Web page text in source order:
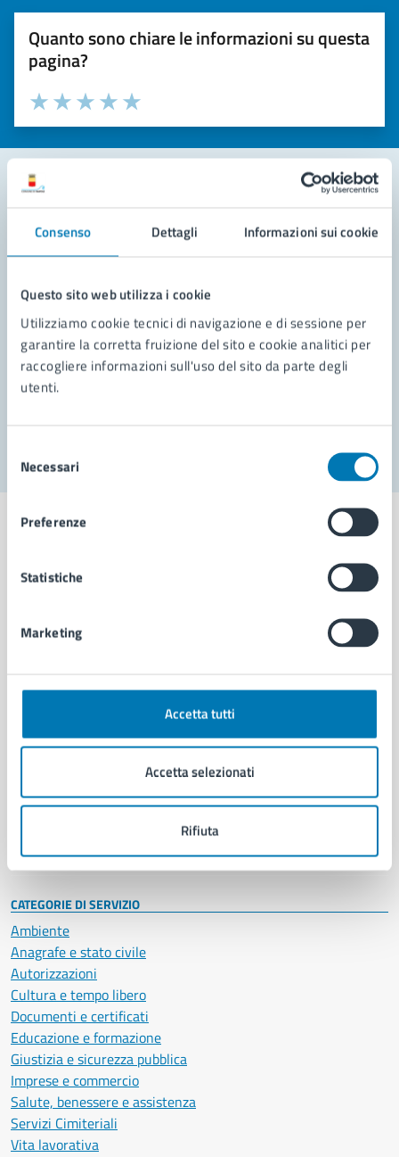
Consenso Dettagli Informazioni sui cookie
Questo sito web utilizza i cookie
Utilizziamo cookie tecnici di navigazione e di sessione per
garantire la corretta fruizione del sito e cookie analitici per
raccogliere informazioni sull'uso del sito da parte degli
utenti.
delNecessari
Preferenze
Statistiche
Marketing
Accetta tutti
Accetta selezionati
Rifiuta
Quanto sono chiare le informazioni su questa
pagina?
Valuta la chiarezza delle informazioni (da 1 a 5 stelle)
Seleziona il numero di stelle per valutare la chiarezza delle
Valuta 5 stelle su 5
Valuta 4 stelle su 5
Valuta 3 stelle su 5
Valuta 2 stelle su 5
Valuta 1 stelle su 5
Contatta il comune
Leggi le domande frequenti
Richiedi assistenza
Prenota appuntamento
Problemi in città
Comune di Napoli
AMMINISTRAZIONE
Organi di governo
Uffici
Personale amministrativo
Intranet, posta aziendale e protocollo
CATEGORIE DI SERVIZIO
Ambiente
Anagrafe e stato civile
Autorizzazioni
Cultura e tempo libero
Documenti e certificati
Educazione e formazione
Giustizia e sicurezza pubblica
Imprese e commercio
Salute, benessere e assistenza
Servizi Cimiteriali
Vita lavorativa